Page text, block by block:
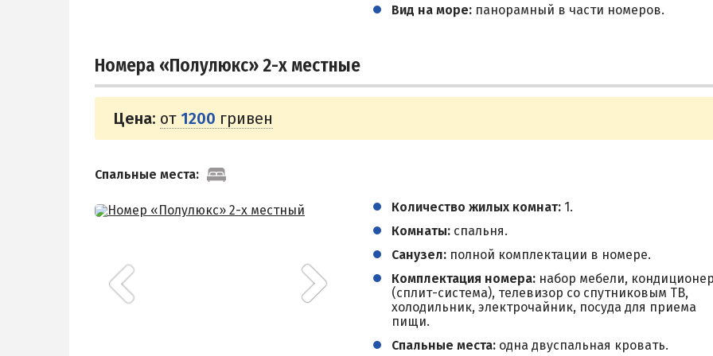
Вид на море: панорамный в части номеров.
Номера «Полулюкс» 2-х местные
Цена: от 1200 гривен
Спальные места:
Количество жилых комнат: 1.
Комнаты: спальня.
Санузел: полной комплектации в номере.
Комплектация номера: набор мебели,
(сплит-система), телевизор со спутниковым ТВ,
холодильник, электрочайник, посуда для приема
пищи.
Спальные места: одна двуспальная кровать.